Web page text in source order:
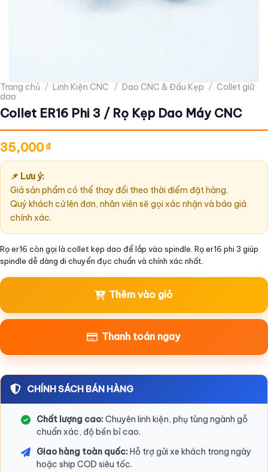
Trang chủ / Linh Kiện CNC / Dao CNC & Đầu Kẹp / Collet giữ
dao
Collet ER16 Phi 3 / Rọ Kẹp Dao Máy CNC
35,000₫
📌 Lưu ý:
Giá sản phẩm có thể thay đổi theo thời điểm đặt hàng.
Quý khách cứ lên đơn, nhân viên sẽ gọi xác nhận và báo giá
chính xác.
Rọ er16 còn gọi là collet kẹp dao để lắp vào spindle. Rọ er16 phi 3 giúp
spindle dễ dàng di chuyển đục chuẩn và chính xác nhất.
Thêm vào giỏ
Thanh toán ngay
CHÍNH SÁCH BÁN HÀNG
Chất lượng cao:Chuyên linh kiện, phụ tùng ngành gỗ
chuẩn xác, độ bền bỉ cao.
Giao hàng toàn quốc:Hỗ trợ gửi xe khách trong ngày
hoặc ship COD siêu tốc.